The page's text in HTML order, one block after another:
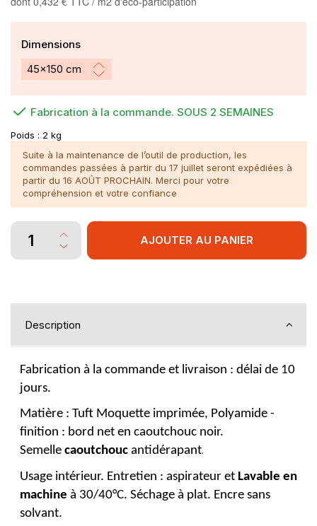
Dimensions
Fabrication à la commande. SOUS 2 SEMAINES
Poids : 2 kg
Suite à la maintenance de l’outil de production, les
commandes passées à partir du 17 juillet seront expédiées à
partir du 16 AOÛT PROCHAIN. Merci pour votre
compréhension et votre confiance
AJOUTER AU PANIER
Description
Fabrication à la commande et livraison : délai de 10
jours.
Matière : Tuft Moquette imprimée, Polyamide -
finition : bord net en caoutchouc noir.
Semelle caoutchouc antidérapant.
Usage intérieur. Entretien : aspirateur et Lavable en
machine à 30/40°C. Séchage à plat. Encre sans
solvant.